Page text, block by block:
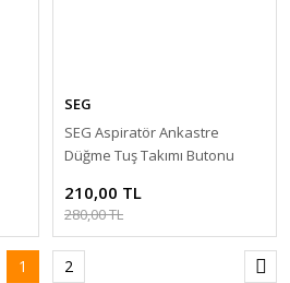
SEG
SEG Aspiratör Ankastre
Düğme Tuş Takımı Butonu
210,00 TL
280,00 TL
1 2